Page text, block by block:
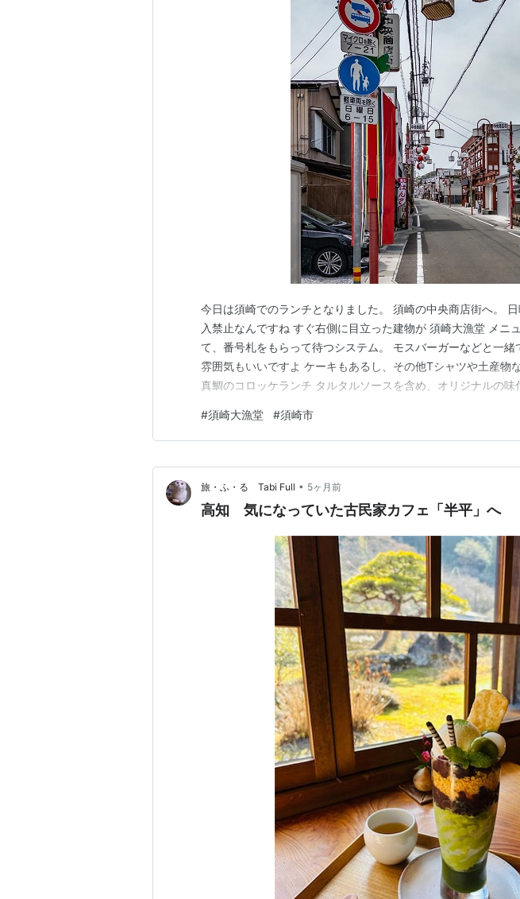
今日は須崎でのランチとなりました。 須崎の中央商店街へ。
入禁止なんですね すぐ右側に目立った建物が 須崎大漁堂 メニ
て、番号札をもらって待つシステム。 モスバーガーなどと一緒
雰囲気もいいですよ ケーキもあるし、その他Tシャツや土産物
真鯛のコロッケランチ タルタルソースを含め、オリジナルの味
#須崎大漁堂 #須崎市
旅・ふ・る Tabi Full • 5ヶ月前
高知 気になっていた古民家カフェ「半平」へ